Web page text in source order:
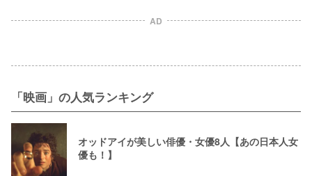
AD
「映画」の人気ランキング
オッドアイが美しい俳優・女優8人【あの日本人女
優も！】